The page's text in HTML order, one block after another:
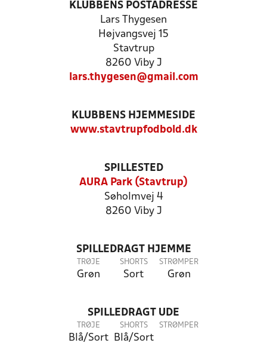
KLUBBENS POSTADRESSE
Lars Thygesen
Højvangsvej 15
Stavtrup
8260 Viby J
lars.thygesen@gmail.com
KLUBBENS HJEMMESIDE
www.stavtrupfodbold.dk
SPILLESTED
AURA Park (Stavtrup)
Søholmvej 4
8260 Viby J
SPILLEDRAGT HJEMME
TRØJE
Grøn
SHORTS
Sort
STRØMPER
Grøn
SPILLEDRAGT UDE
TRØJE
Blå/Sort
SHORTS
Blå/Sort
STRØMPER